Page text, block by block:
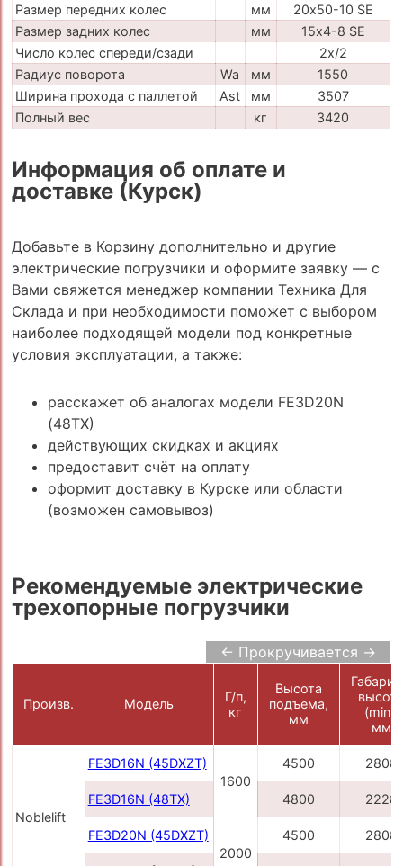
Размер передних колес
мм
20х50-10 SE
Размер задних колес
мм
15х4-8 SE
Число колес спереди/сзади
2х/2
Радиус поворота
Wa мм
1550
Ширина прохода с паллетой
Ast мм
3507
Полный вес
кг 3420
Информация об оплате и
доставке (Курск)
Добавьте в Корзину дополнительно и другие
электрические погрузчики и оформите заявку — с
Вами свяжется менеджер компании Техника Для
Склада и при необходимости поможет с выбором
наиболее подходящей модели под конкретные
условия эксплуатации, а также:
расскажет об аналогах модели FE3D20N
(48TX)
действующих скидках и акциях
предоставит счёт на оплату
оформит доставку в Курске или области
(возможен самовывоз)
Рекомендуемые электрические
трехопорные погрузчики
← Прокручивается →
Произв. Модель
Г/п,
кг
Высота
подъема,
мм
(min),
мм
Noblelift
FE3D16N (45DXZT)
1600
4500 2808
FE3D16N (48TX) 4800 2228
FE3D20N (45DXZT)
2000
4500 2808